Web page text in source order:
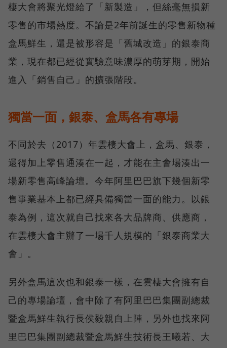
棲大會將聚光燈給了「新製造」，但絲毫無損新
零售的市場熱度。不論是2年前誕生的零售新物種
盒馬鮮生，還是被形容是「舊城改造」的銀泰商
業，現在都已經從實驗意味濃厚的萌芽期，開始
進入「銷售自己」的擴張階段。
獨當一面，銀泰、盒馬各有專場
不同於去（2017）年雲棲大會上，盒馬、銀泰，
還得加上零售通湊在一起，才能在主會場湊出一
場新零售高峰論壇。今年阿里巴巴旗下幾個新零
售事業基本上都已經具備獨當一面的能力。以銀
泰為例，這次就自己找來各大品牌商、供應商，
在雲棲大會主辦了一場千人規模的「銀泰商業大
會」。
另外盒馬這次也和銀泰一樣，在雲棲大會擁有自
己的專場論壇，會中除了有阿里巴巴集團副總裁
暨盒馬鮮生執行長侯毅親自上陣，另外也找來阿
里巴巴集團副總裁暨盒馬鮮生技術長王曦若、大